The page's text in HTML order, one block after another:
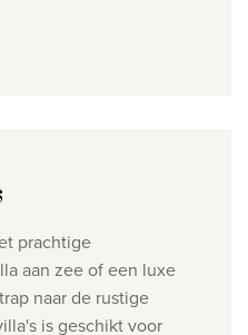
prachtige
aan zee of een luxe
naar de rustige
is geschikt voor